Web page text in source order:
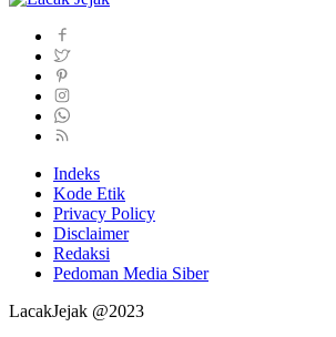
Indeks
Kode Etik
Privacy Policy
Disclaimer
Redaksi
Pedoman Media Siber
LacakJejak @2023